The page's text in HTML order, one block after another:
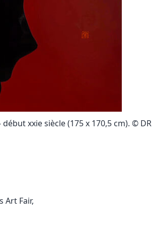
xxie siècle (175 x 170,5 cm). © DR
Art Fair,